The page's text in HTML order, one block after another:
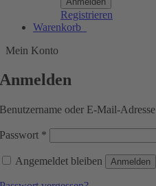
Registrieren
Warenkorb
Mein Konto
Anmelden
Benutzername oder E-Mail-Adresse
Passwort *
Angemeldet bleiben Anmelden